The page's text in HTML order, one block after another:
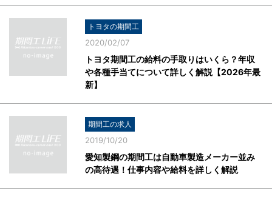
トヨタの期間工
2020/02/07
トヨタ期間工の給料の手取りはいくら？年収
や各種手当てについて詳しく解説【2026年最
新】
期間工の求人
2019/10/20
愛知製鋼の期間工は自動車製造メーカー並み
の高待遇！仕事内容や給料を詳しく解説